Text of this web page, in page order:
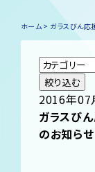
ホーム ガラスびん応
絞り込む
2016年07
ガラスび
のお知らせ